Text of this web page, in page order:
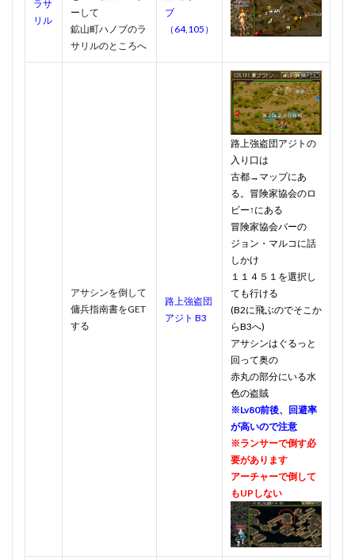
ラサ
リル
ーして
鉱山町ハノブのラ
サリルのところへ
ブ
（64,105）
アサシンを倒して
傭兵指南書をGET
する
路上強盗団
アジト B3
路上強盗団アジトの
入り口は
古都→マップにあ
る。冒険家協会のロ
ビー↑にある
冒険家協会バーの
ジョン・マルコに話
しかけ
１１４５１を選択し
ても行ける
(B2に飛ぶのでそこか
らB3へ)
アサシンはぐるっと
回って奥の
赤丸の部分にいる水
色の盗賊
※Lv80前後、回避率
が高いので注意
※ランサーで倒す必
要があります
アーチャーで倒して
もUPしない